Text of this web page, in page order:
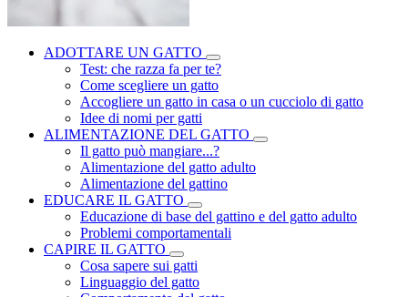
ADOTTARE UN GATTO
Test: che razza fa per te?
Come scegliere un gatto
Accogliere un gatto in casa o un cucciolo di gatto
Idee di nomi per gatti
ALIMENTAZIONE DEL GATTO
Il gatto può mangiare...?
Alimentazione del gatto adulto
Alimentazione del gattino
EDUCARE IL GATTO
Educazione di base del gattino e del gatto adulto
Problemi comportamentali
CAPIRE IL GATTO
Cosa sapere sui gatti
Linguaggio del gatto